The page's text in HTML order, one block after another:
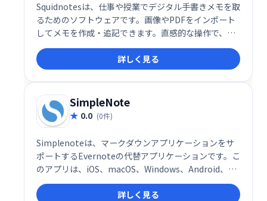
Squidnotesは、仕事や授業でデジタル手書きメモを取
るためのソフトウェアです。画像やPDFをインポート
してメモを作成・追記できます。直感的な操作で、ア
イデアをスムーズに書き留め、整理することができま
す。効率的なメモ取りを実現し、学習や業務の生産性
向上をサポートします。
詳しく見る
SimpleNote
0.0 (0件)
Simplenoteは、マークダウンアプリケーションをサ
ポートするEvernoteの代替アプリケーションです。こ
のアプリは、iOS、macOS、Windows、Android、お
よびLinuxで使用できます。
詳しく見る